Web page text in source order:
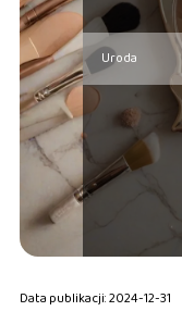
Uroda
Data publikacji: 2024-12-31